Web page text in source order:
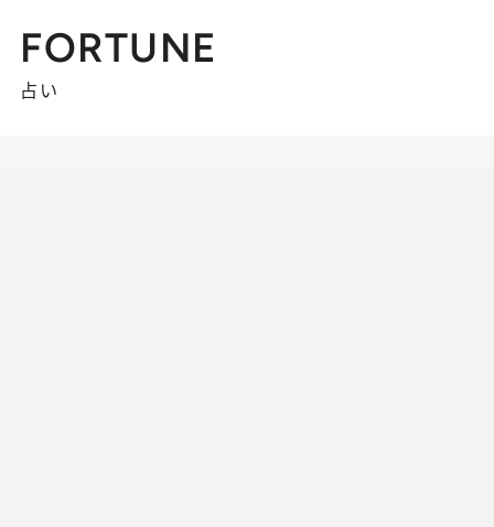
FORTUNE
占い